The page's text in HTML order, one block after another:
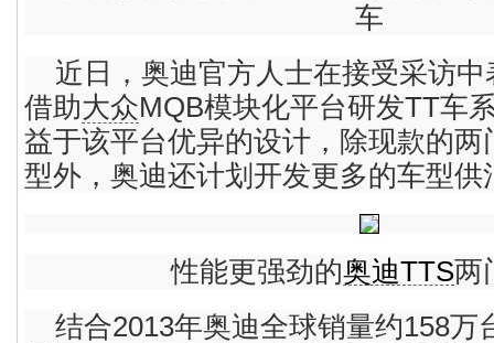
车
近日，奥迪官方人士在接受采访
借助大众MQB模块化平台研发TT车
益于该平台优异的设计，除现款的两
型外，奥迪还计划开发更多的车型供
性能更强劲的奥迪TTS两
结合2013年奥迪全球销量约158万